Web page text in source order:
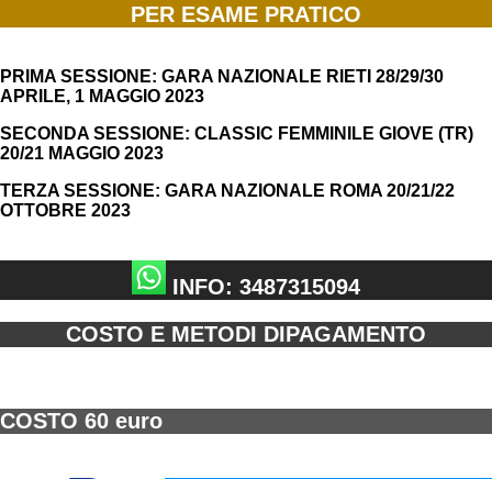
PER ESAME PRATICO
PRIMA SESSIONE: GARA NAZIONALE RIETI 28/29/30
APRILE, 1 MAGGIO 2023
SECONDA SESSIONE: CLASSIC FEMMINILE GIOVE (TR)
20/21 MAGGIO 2023
TERZA SESSIONE: GARA NAZIONALE ROMA 20/21/22
OTTOBRE 2023
INFO: 3487315094
COSTO E METODI DIPAGAMENTO
COSTO 60 euro